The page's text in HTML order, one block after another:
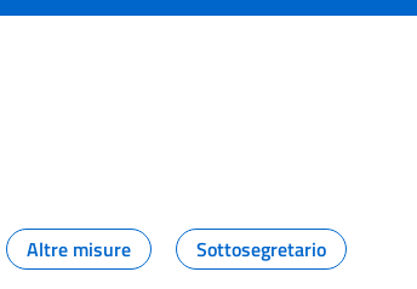
Altre misure
Sottosegretario